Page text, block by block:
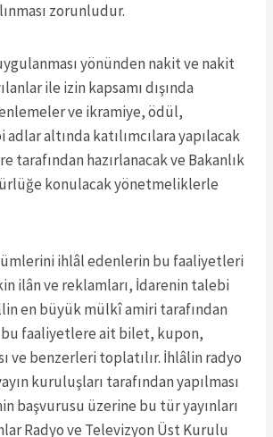
zorunludur.
yönünden nakit ve nakit
ile izin kapsamı dışında
ve ikramiye, ödül,
altında katılımcılara yapılacak
tarafından hazırlanacak ve Bakanlık
konulacak yönetmeliklerle
ihlâl edenlerin bu faaliyetleri
ilân ve reklamları, İdarenin talebi
en büyük mülkî amiri tarafından
faaliyetlere ait bilet, kupon,
ve benzerleri toplatılır. İhlâlin radyo
kuruluşları tarafından yapılması
başvurusu üzerine bu tür yayınları
Radyo ve Televizyon Üst Kurulu